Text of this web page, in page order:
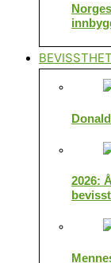
BEVISSTHET
2026: